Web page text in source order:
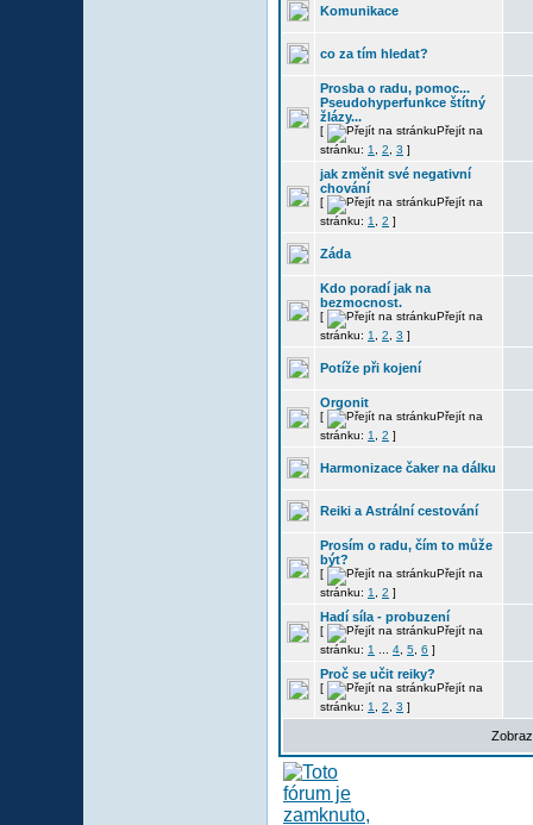
Komunikace
co za tím hledat?
Prosba o radu, pomoc...
Pseudohyperfunkce štítný
žlázy...
[
Přejít na
stránku: 1 2 3 ]
jak změnit své negativní
chování
[
Přejít na
stránku: 1 2 ]
Záda
Kdo poradí jak na
bezmocnost.
[
Přejít na
stránku: 1 2 3 ]
Potíže při kojení
Orgonit
[
Přejít na
stránku: 1 2 ]
Harmonizace čaker na dálku
Reiki a Astrální cestování
Prosím o radu, čím to může
být?
[
Přejít na
stránku: 1 2 ]
Hadí síla - probuzení
[
Přejít na
stránku: 1 4 5 6 ]
Proč se učit reiky?
[
Přejít na
stránku: 1 2 3 ]